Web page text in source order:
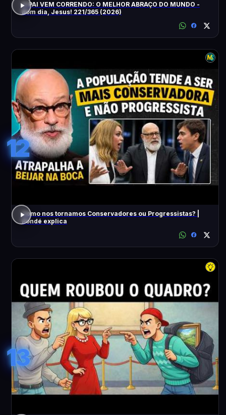
O PAI VEM CORRENDO: O MELHOR ABRAÇO DO MUNDO -
Bom dia, Jesus! 221/365 (2026)
12
Como nos tornamos Conservadores ou Progressistas? |
Pondé explica
13